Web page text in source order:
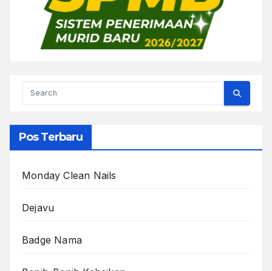
Pos Terbaru
Monday Clean Nails
Dejavu
Badge Nama